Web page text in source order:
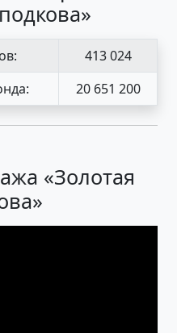
413 024
20 651 200
«Золотая